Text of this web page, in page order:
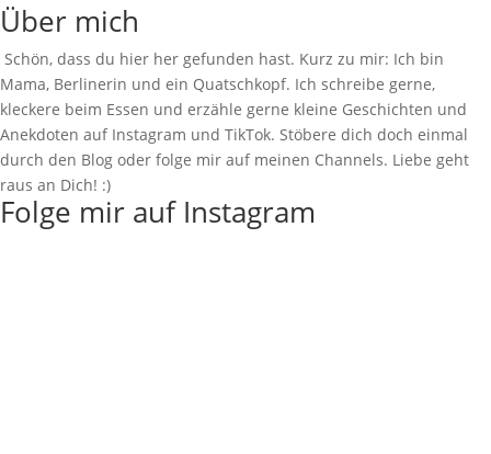
Über mich
Schön, dass du hier her gefunden hast. Kurz zu mir: Ich bin
Mama, Berlinerin und ein Quatschkopf. Ich schreibe gerne,
kleckere beim Essen und erzähle gerne kleine Geschichten und
Anekdoten auf Instagram und TikTok. Stöbere dich doch einmal
durch den Blog oder folge mir auf meinen Channels. Liebe geht
raus an Dich! :)
Folge mir auf Instagram